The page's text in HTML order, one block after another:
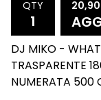
QTY 20,90
DJ MIKO -
TRASPARENTE
NUMERATA